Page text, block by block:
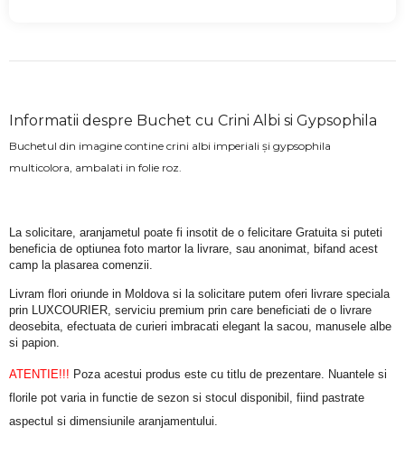
Informatii despre Buchet cu Crini Albi si Gypsophila
Buchetul din imagine contine crini albi imperiali și gypsophila
multicolora, ambalati in folie roz.
La solicitare, aranjametul poate fi insotit de o felicitare Gratuita si puteti
beneficia de optiunea foto martor la livrare, sau anonimat, bifand acest
camp la plasarea comenzii.
Livram flori oriunde in Moldova si la solicitare putem oferi livrare speciala
prin LUXCOURIER, serviciu premium prin care beneficiati de o livrare
deosebita, efectuata de curieri imbracati elegant la sacou, manusele albe
si papion.
ATENTIE!!! Poza acestui produs este cu titlu de prezentare. Nuantele si
florile pot varia in functie de sezon si stocul disponibil, fiind pastrate
aspectul si dimensiunile aranjamentului.